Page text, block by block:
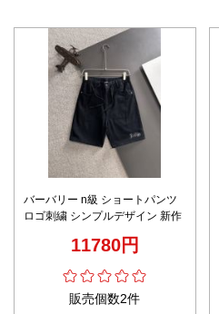
バーバリー n級 ショートパンツ
ロゴ刺繍 シンプルデザイン 新作
11780円
販売個数2件